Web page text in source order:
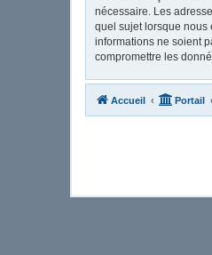
nécessaire. Les
quel sujet lorsque nous
informations ne soient
compromettre les
Accueil Portail